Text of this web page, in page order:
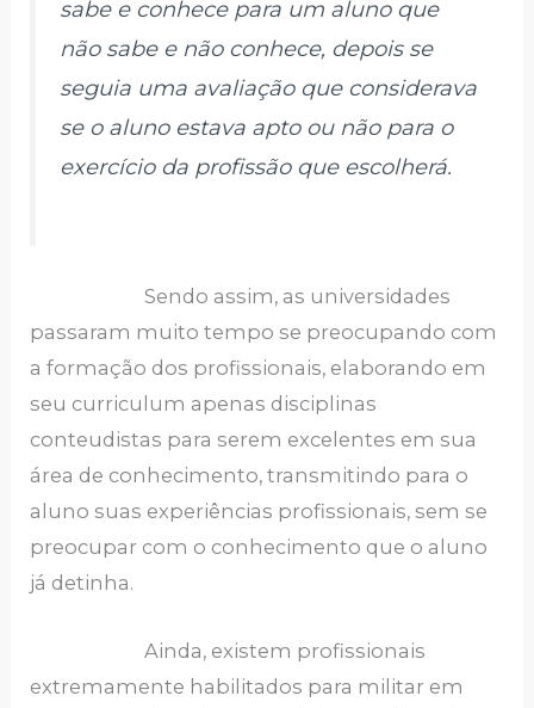
sabe e conhece para um aluno que
não sabe e não conhece, depois se
seguia uma avaliação que considerava
se o aluno estava apto ou não para o
exercício da profissão que escolherá.
Sendo assim, as universidades
passaram muito tempo se preocupando com
a formação dos profissionais, elaborando em
seu curriculum apenas disciplinas
conteudistas para serem excelentes em sua
área de conhecimento, transmitindo para o
aluno suas experiências profissionais, sem se
preocupar com o conhecimento que o aluno
já detinha.
Ainda, existem profissionais
extremamente habilitados para militar em